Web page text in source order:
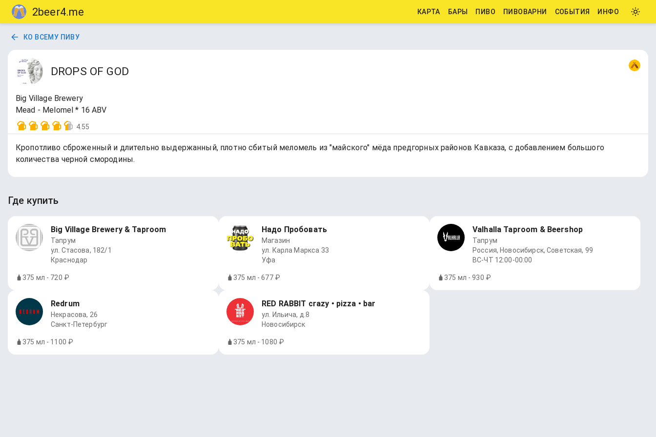
2beer4.me КАРТА БАРЫ ПИВО ПИВОВАРНИ СОБЫТИЯ ИНФО
КО ВСЕМУ ПИВУ
DROPS OF GOD
Big Village Brewery
Mead - Melomel * 16 ABV
4.55
Кропотливо сброженный и длительно выдержанный, плотно сбитый меломель из "майского" мёда предгорных районов Кавказа, с добавлением большого
количества черной смородины.
Где купить
Big Village Brewery & Taproom
Тапрум
ул. Стасова, 182/1
Краснодар
375 мл - 720 ₽
Надо Пробовать
Магазин
ул. Карла Маркса 33
Уфа
375 мл - 677 ₽
Valhalla Taproom & Beershop
Тапрум
Россия, Новосибирск, Советская, 99
ВС-ЧТ 12:00-00:00
375 мл - 930 ₽
Redrum
Некрасова, 26
Санкт-Петербург
375 мл - 1100 ₽
RED RABBIT crazy • pizza • bar
ул. Ильича, д.8
Новосибирск
375 мл - 1080 ₽